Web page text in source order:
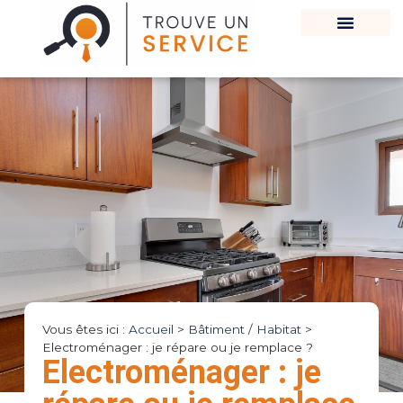
Vous êtes ici : Accueil > Bâtiment / Habitat>
Electroménager : je répare ou je remplace ?
Electroménager : je